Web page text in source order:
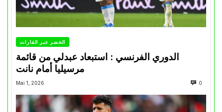
الخضر عبر القارات
الدوري الفرنسي : استبعاد عبدلي من قائمة
مرسيليا أمام نانت
Mai 1, 2026 0